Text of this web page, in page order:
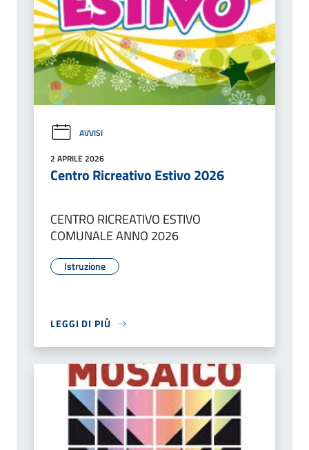
AVVISI
2 APRILE 2026
Centro Ricreativo Estivo 2026
CENTRO RICREATIVO ESTIVO
COMUNALE ANNO 2026
Istruzione
LEGGI DI PIÙ